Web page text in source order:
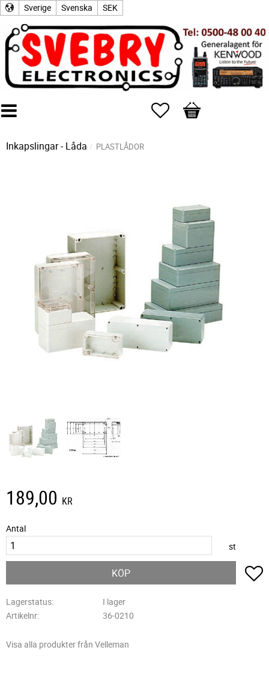
Sverige Svenska SEK
Favoriter
Kundvagn
Inkapslingar - Låda PLASTLÅDOR
189,00 KR
Antal
st
KÖP
Lagerstatus
I lager
Artikelnr
36-0210
Visa alla produkter från Velleman